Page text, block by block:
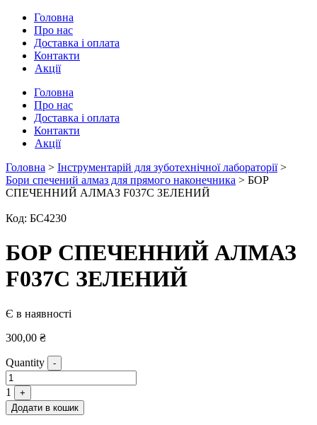
Головна
Про нас
Доставка і оплата
Контакти
Акції
Головна
Про нас
Доставка і оплата
Контакти
Акції
Головна > Інструментарій для зуботехнічної лабораторії>
Бори спечений алмаз для прямого наконечника > БОР
СПЕЧЕННИЙ АЛМАЗ F037C ЗЕЛЕНИЙ
Код: БС4230
БОР СПЕЧЕННИЙ АЛМАЗ
F037C ЗЕЛЕНИЙ
Є в наявності
300,00 ₴
Quantity -
1
+
Додати в кошик